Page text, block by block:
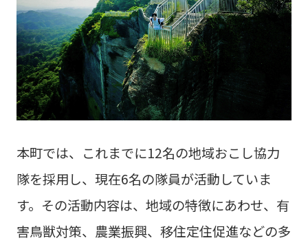
本町では、これまでに12名の地域おこし協力
隊を採用し、現在6名の隊員が活動していま
す。その活動内容は、地域の特徴にあわせ、有
害鳥獣対策、農業振興、移住定住促進などの多